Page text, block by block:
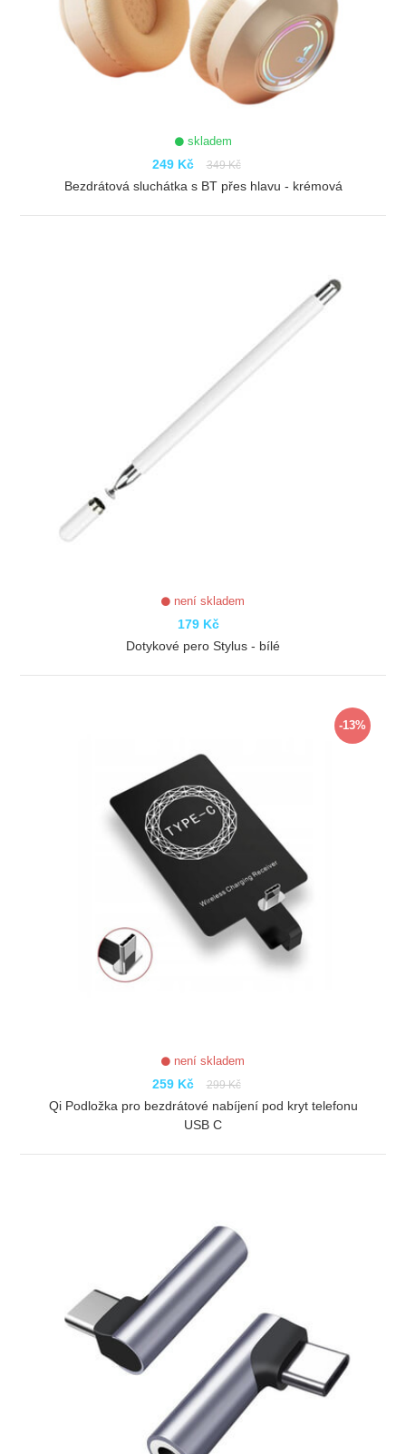
skladem
249 Kč 349 Kč
Bezdrátová sluchátka s BT přes hlavu - krémová
není skladem
179 Kč
Dotykové pero Stylus - bílé
-13%
není skladem
259 Kč 299 Kč
Qi Podložka pro bezdrátové nabíjení pod kryt telefonu
USB C